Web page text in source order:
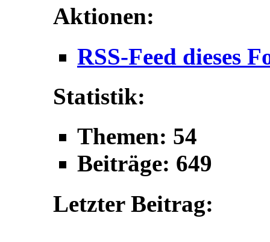
Aktionen:
RSS-Feed dieses
Statistik:
Themen: 54
Beiträge: 649
Letzter Beitrag: